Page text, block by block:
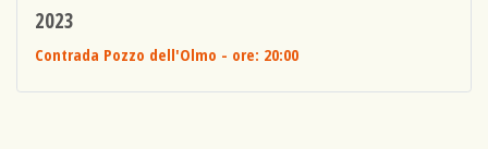
2023
Contrada Pozzo dell'Olmo - ore: 20:00